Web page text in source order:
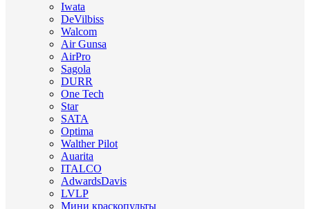
Iwata
DeVilbiss
Walcom
Air Gunsa
AirPro
Sagola
DURR
One Tech
Star
SATA
Optima
Walther Pilot
Auarita
ITALCO
AdwardsDavis
LVLP
Мини краскопульты